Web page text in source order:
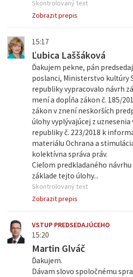
Skontrolovaný text
Zobrazit prepis
15:17
Ľubica Laššáková
Ďakujem pekne, pán
poslanci, Ministerstvo kultúry
republiky vypracovalo návrh
mení a dopĺňa zákon č. 185/
zákon v znení neskorších
úlohy vyplývajúcej z uznesenia
republiky č. 223/2018 k
materiálu Ochrana a
kolektívna správa práv.
Cieľom predkladaného návrhu
základe tejto úlohy...
Skontrolovaný text
Zobrazit prepis
VSTUP PREDSEDAJÚCEHO
15:20
Martin Glváč
Ďakujem.
Dávam slovo spoločnému